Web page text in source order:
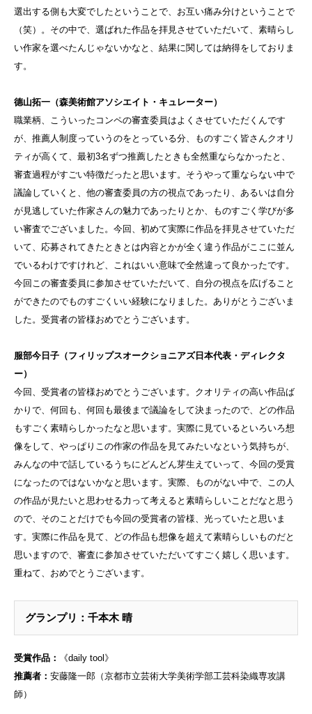
選出する側も大変でしたということで、お互い痛み分けということで
（笑）。その中で、選ばれた作品を拝見させていただいて、素晴らし
い作家を選べたんじゃないかなと、結果に関しては納得をしておりま
す。
德山拓一（森美術館アソシエイト・キュレーター）
職業柄、こういったコンペの審査委員はよくさせていただくんです
が、推薦人制度っていうのをとっている分、ものすごく皆さんクオリ
ティが高くて、最初3名ずつ推薦したときも全然重ならなかったと、
審査過程がすごい特徴だったと思います。そうやって重ならない中で
議論していくと、他の審査委員の方の視点であったり、あるいは自分
が見逃していた作家さんの魅力であったりとか、ものすごく学びが多
い審査でございました。今回、初めて実際に作品を拝見させていただ
いて、応募されてきたときとは内容とかが全く違う作品がここに並ん
でいるわけですけれど、これはいい意味で全然違って良かったです。
今回この審査委員に参加させていただいて、自分の視点を広げること
ができたのでものすごくいい経験になりました。ありがとうございま
した。受賞者の皆様おめでとうございます。
服部今日子（フィリップスオークショニアズ日本代表・ディレクタ
ー）
今回、受賞者の皆様おめでとうございます。クオリティの高い作品ば
かりで、何回も、何回も最後まで議論をして決まったので、どの作品
もすごく素晴らしかったなと思います。実際に見ているといろいろ想
像をして、やっぱりこの作家の作品を見てみたいなという気持ちが、
みんなの中で話しているうちにどんどん芽生えていって、今回の受賞
になったのではないかなと思います。実際、ものがない中で、この人
の作品が見たいと思わせる力って考えると素晴らしいことだなと思う
ので、そのことだけでも今回の受賞者の皆様、光っていたと思いま
す。実際に作品を見て、どの作品も想像を超えて素晴らしいものだと
思いますので、審査に参加させていただいてすごく嬉しく思います。
重ねて、おめでとうございます。
グランプリ：千本木 晴
受賞作品：
《daily tool》
推薦者： 安藤隆一郎（京都市立芸術大学美術学部工芸科染織専攻講
師）